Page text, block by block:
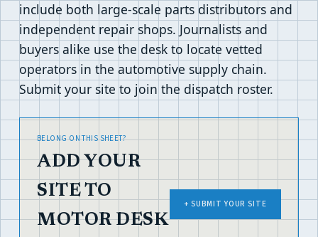
include both large-scale parts distributors and
independent repair shops. Journalists and
buyers alike use the desk to locate vetted
operators in the automotive supply chain.
Submit your site to join the dispatch roster.
BELONG ON THIS SHEET?
ADD YOUR
SITE TO
MOTOR DESK
+ SUBMIT YOUR SITE